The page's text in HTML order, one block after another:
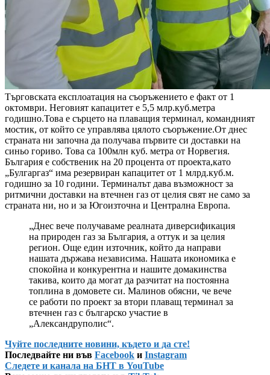
Търговската експлоатация на съоръжението е факт от 1
октомври. Неговият капацитет е 5,5 млр.куб.метра
годишно.Това е сърцето на плаващия терминал, командният
мостик, от който се управлява цялото съоръжение.От днес
страната ни започна да получава първите си доставки на
синьо гориво. Това са 100млн куб. метра от Норвегия.
България е собственик на 20 процента от проекта,като
„Булгаргаз“ има резервиран капацитет от 1 млрд.куб.м.
годишно за 10 години. Терминалът дава възможност за
ритмични доставки на втечнен газ от целия свят не само за
страната ни, но и за Югоизточна и Централна Европа.
„Днес вече получаваме реалната диверсификация
на природен газ за България, а оттук и за целия
регион. Още един източник, който да направи
нашата държава независима. Нашата икономика е
спокойна и конкурентна и нашите домакинства
такива, които да могат да разчитат на постоянна
топлина в домовете си. Малинов обясни, че вече
се работи по проект за втори плаващ терминал за
втечнен газ с българско участие в
„Александруполис“.
Чуйте последните новини, където и да сте!
Последвайте ни във Facebook и Instagram
Следете и канала на БНТ в YouTube